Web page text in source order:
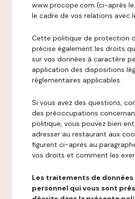
www.procope.com (ci-après le
le cadre de vos relations avec
Cette politique de protection
précise également les droits
sur vos données à caractère
application des dispositions
réglementaires applicables.
Si vous avez des questions,
des préoccupations
politique, vous pouvez bien
adresser au restaurant aux
figurent ci-après au
vos droits et comment les
Les traitements de données
personnel qui vous sont